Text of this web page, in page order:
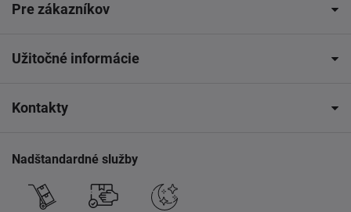
Pre zákazníkov
Užitočné informácie
Kontakty
Nadštandardné služby